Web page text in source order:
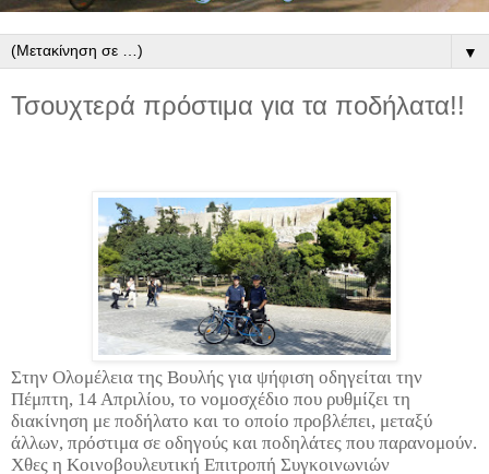
▼
Τσουχτερά πρόστιμα για τα ποδήλατα!!
Στην Ολομέλεια της Βουλής για ψήφιση οδηγείται την
Πέμπτη, 14 Απριλίου, το νομοσχέδιο που ρυθμίζει τη
διακίνηση με ποδήλατο και το οποίο προβλέπει, μεταξύ
άλλων, πρόστιμα σε οδηγούς και ποδηλάτες που παρανομούν.
Χθες η Κοινοβουλευτική Επιτροπή Συγκοινωνιών